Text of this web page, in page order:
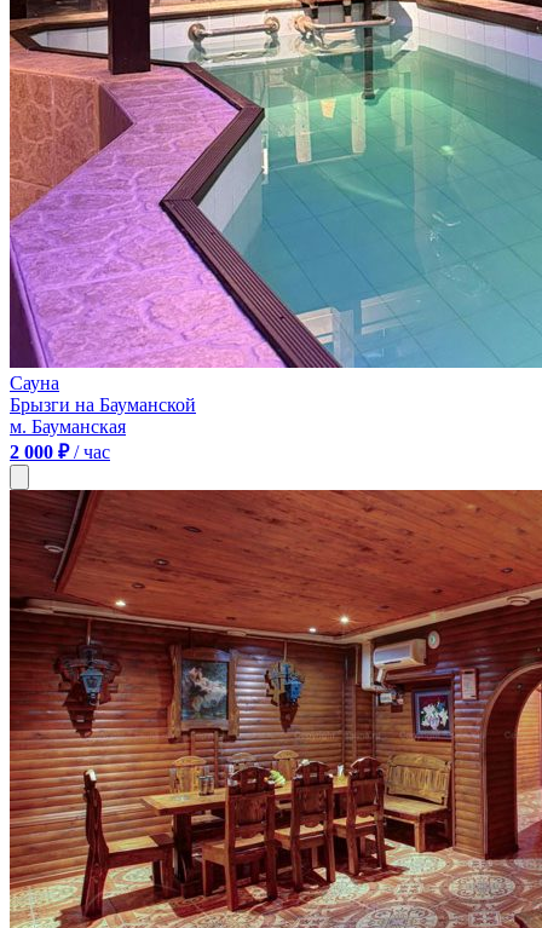
Сауна
Брызги на Бауманской
м. Бауманская
2 000 ₽/ час